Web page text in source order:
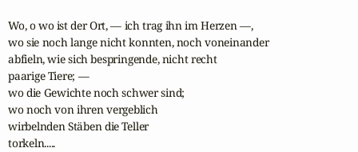
Wo, o wo ist der Ort, — ich trag ihn im Herzen —,
wo sie noch lange nicht konnten, noch voneinander
abfieln, wie sich bespringende, nicht recht
paarige Tiere; —
wo die Gewichte noch schwer sind;
wo noch von ihren vergeblich
wirbelnden Stäben die Teller
torkeln.....